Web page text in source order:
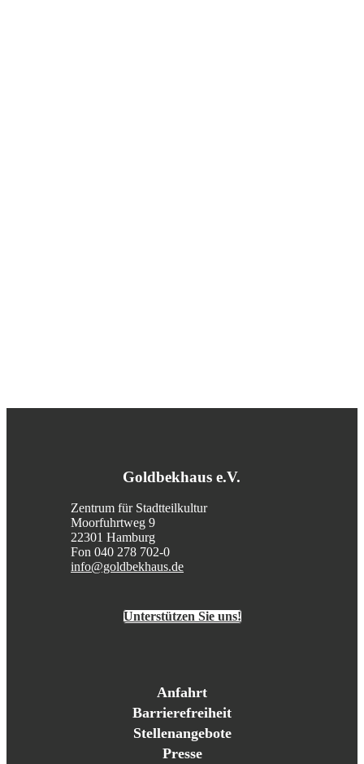
Goldbekhaus e.V.
Zentrum für Stadtteilkultur
Moorfuhrtweg 9
22301 Hamburg
Fon 040 278 702-0
info@goldbekhaus.de
Unterstützen Sie uns!
Anfahrt
Barrierefreiheit
Stellenangebote
Presse